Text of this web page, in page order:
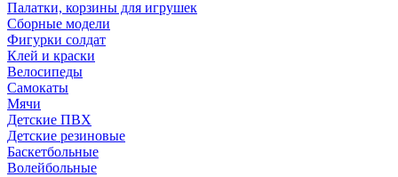
Палатки, корзины для игрушек
Сборные модели
Фигурки солдат
Клей и краски
Велосипеды
Самокаты
Мячи
Детские ПВХ
Детские резиновые
Баскетбольные
Волейбольные